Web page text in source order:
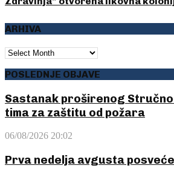
ARHIVA
ARHIVA
POSLEDNJE OBJAVE
Sastanak proširenog
tima za zaštitu od požara
06/08/2026 20:02
Prva nedelja avgusta